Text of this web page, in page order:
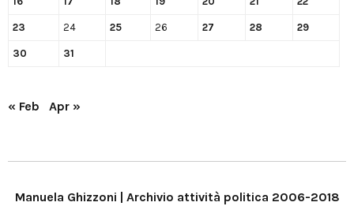
23 24 25 26 27 28 29
30 31
« Feb Apr »
Manuela Ghizzoni | Archivio attività politica 2006-2018